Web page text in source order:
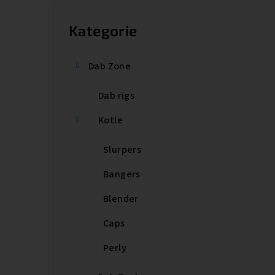
Přeskočit
kategorie
Kategorie
Dab Zone
Dab rigs
Kotle
Slurpers
Bangers
Blender
Caps
Perly